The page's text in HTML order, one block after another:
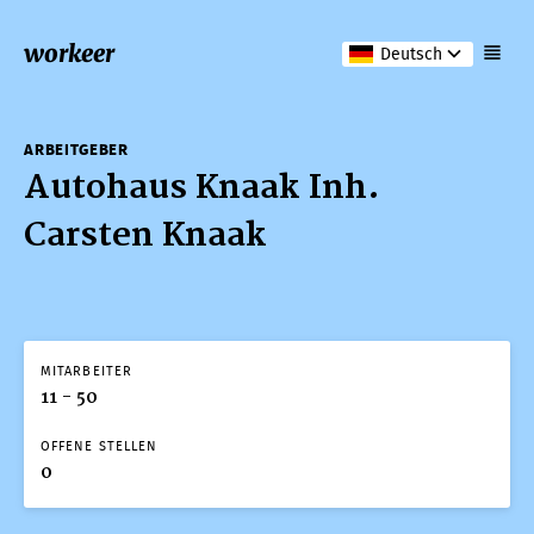
workeer Deutsch
ARBEITGEBER
Autohaus Knaak Inh.
Carsten Knaak
MITARBEITER
11 - 50
OFFENE STELLEN
0